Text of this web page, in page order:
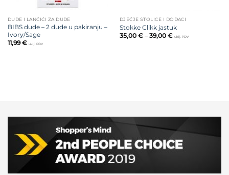
DUDE I LANČIĆI ZA DUDE
BIBS dude – 2 dude u pakiranju –
Ivory/Sage
11,99€ uklj. PDV
DJEČJE STOLICE I DODACI
Stokke Clikk jastuk
35,00 € – 39,00 €Raspon
uklj. PDV